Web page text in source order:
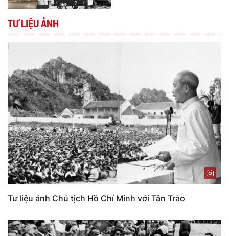
TƯ LIỆU ẢNH
Tư liệu ảnh Chủ tịch Hồ Chí Minh với Tân Trào